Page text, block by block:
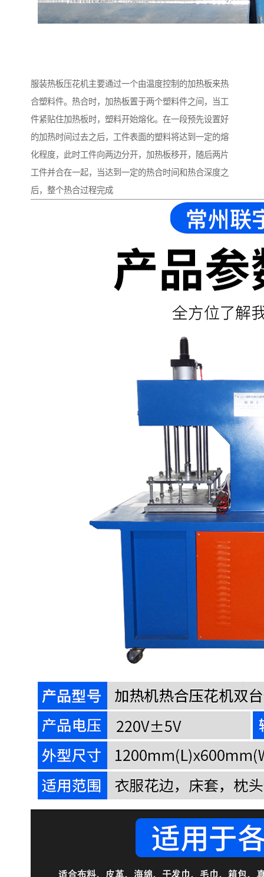
服装热板压花机主要通过一个由温度控制的加热板来热
合塑料件。热合时，加热板置于两个塑料件之间，当工
件紧贴住加热板时，塑料开始熔化。在一段预先设置好
的加热时间过去之后，工件表面的塑料将达到一定的熔
化程度，此时工件向两边分开，加热板移开，随后两片
工件并合在一起，当达到一定的热合时间和热合深度之
后，整个热合过程完成